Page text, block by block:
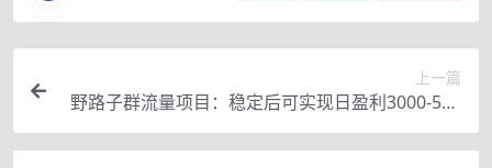
上一篇
野路子群流量项目：稳定后可实现日盈利3000-500
0